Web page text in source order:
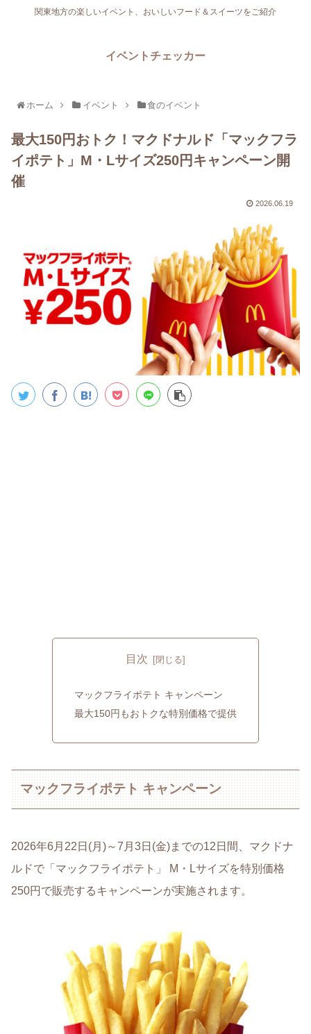
関東地方の楽しいイベント、おいしいフード＆スイーツをご紹介
イベントチェッカー
ホーム イベント 食のイベント
最大150円おトク！マクドナルド「マックフラ
イポテト」M・Lサイズ250円キャンペーン開
催
2026.06.19
目次
マックフライポテト キャンペーン
最大150円もおトクな特別価格で提供
マックフライポテト キャンペーン
2026年6月22日(月)～7月3日(金)までの12日間、マクドナ
ルドで「マックフライポテト」 M・Lサイズを特別価格
250円で販売するキャンペーンが実施されます。